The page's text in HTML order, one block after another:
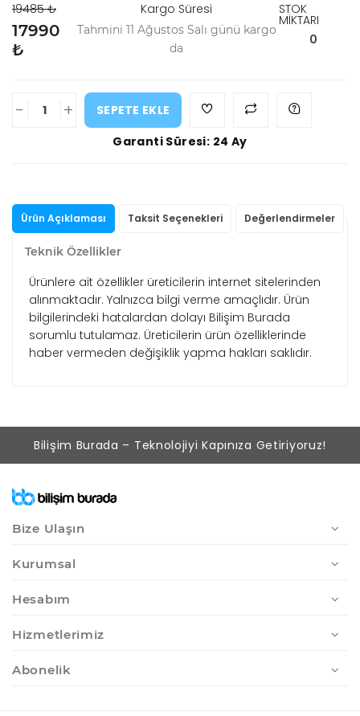
19485 ₺
17990
₺
Kargo Süresi
Tahmini 11 Ağustos Salı günü kargo
da
STOK
MİKTARI
0
- +
SEPETE EKLE
Garanti Süresi: 24 Ay
Ürün Açıklaması Taksit Seçenekleri Değerlendirmeler
Teknik Özellikler
Ürünlere ait özellikler üreticilerin internet sitelerinden
alınmaktadır. Yalnızca bilgi verme amaçlıdır. Ürün
bilgilerindeki hatalardan dolayı Bilişim Burada
sorumlu tutulamaz. Üreticilerin ürün özelliklerinde
haber vermeden değişiklik yapma hakları saklıdır.
Bilişim Burada – Teknolojiyi Kapınıza Getiriyoruz!
Bize Ulaşın
Kurumsal
Hesabım
Hizmetlerimiz
Abonelik